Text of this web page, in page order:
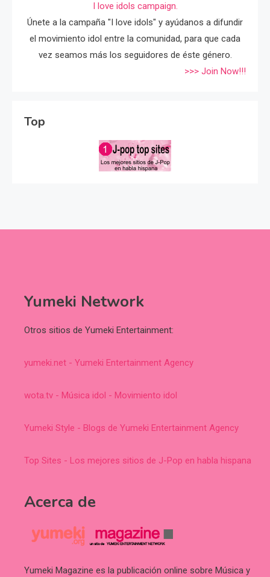
I love idols campaign.
Únete a la campaña "I love idols" y ayúdanos a difundir
el movimiento idol entre la comunidad, para que cada
vez seamos más los seguidores de éste género.
>>> Join Now!!!
Top
Yumeki Network
Otros sitios de Yumeki Entertainment:
yumeki.net - Yumeki Entertainment Agency
wota.tv - Música idol - Movimiento idol
Yumeki Style - Blogs de Yumeki Entertainment Agency
Top Sites - Los mejores sitios de J-Pop en habla hispana
Acerca de
Yumeki Magazine es la publicación online sobre Música y